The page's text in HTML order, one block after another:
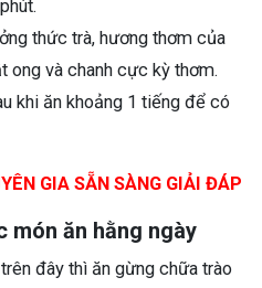
thức trà, hương thơm của
ong và chanh cực kỳ thơm.
khi ăn khoảng 1 tiếng để có
GIA SẴN SÀNG GIẢI ĐÁP
món ăn hằng ngày
đây thì ăn gừng chữa trào